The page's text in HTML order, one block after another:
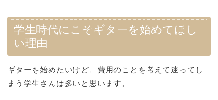
学生時代にこそギターを始めてほし
い理由
ギターを始めたいけど、費用のことを考えて迷ってし
まう学生さんは多いと思います。